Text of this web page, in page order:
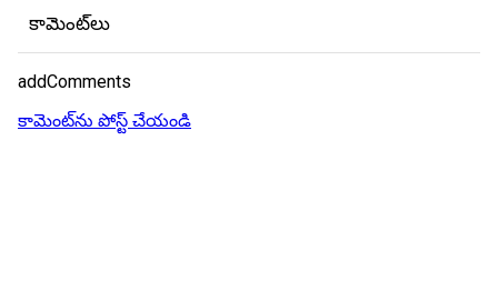
కామెంట్‌లు
addComments
కామెంట్‌ను పోస్ట్ చేయండి